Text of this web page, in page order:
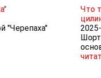
"Черепаха"
Что
Шорт